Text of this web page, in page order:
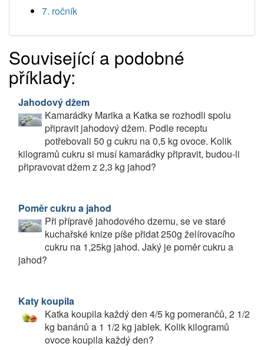
7. ročník
Související a podobné
příklady:
Jahodový džem
Kamarádky Marika a Katka se rozhodli spolu
připravit jahodový džem. Podle receptu
potřebovali 50 g cukru na 0,5 kg ovoce. Kolik
kilogramů cukru si musí kamarádky připravit, budou-li
připravovat džem z 2,3 kg jahod?
Poměr cukru a jahod
Při přípravě jahodového dzemu, se ve staré
kuchařské knize píše přidat 250g želírovacího
cukru na 1,25kg jahod. Jaký je poměr cukru a
jahod?
Katy koupila
Katka koupila každý den 4/5 kg pomerančů, 2 1/2
kg banánů a 1 1/2 kg jablek. Kolik kilogramů
ovoce koupila každý den?